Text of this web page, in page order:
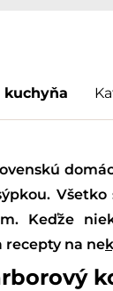
kuchyňa
Keďže
recepty na ne